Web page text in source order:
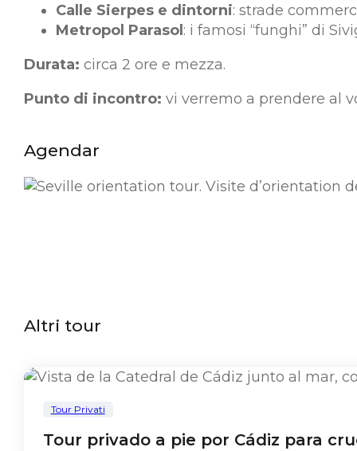
Calle Sierpes e dintorni: strade
Metropol Parasol: i famosi “funghi” di
Durata: circa 2 ore e mezza.
Punto di incontro: vi verremo a prendere al
Agendar
Altri tour
Tour Privati
Tour privado a pie por Cádiz para